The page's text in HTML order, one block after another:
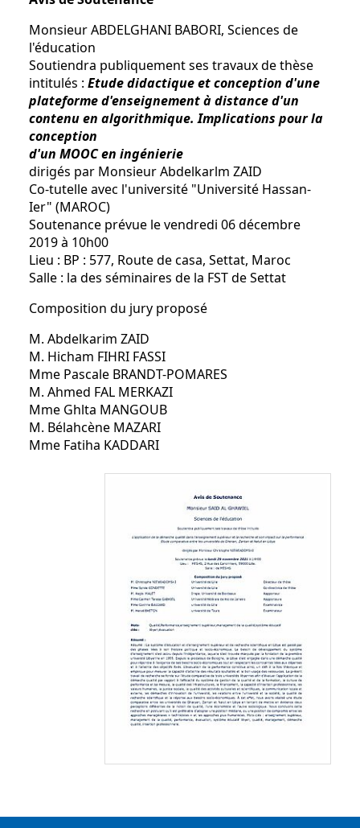
Monsieur ABDELGHANI BABORI, Sciences de
l'éducation
Soutiendra publiquement ses travaux de thèse
intitulés : Etude didactique et conception d'une
plateforme d'enseignement à distance d'un
contenu en algorithmique. Implications pour la
conception
d'un MOOC en ingénierie
dirigés par Monsieur Abdelkarlm ZAID
Co-tutelle avec l'université "Université Hassan-
Ier" (MAROC)
Soutenance prévue le vendredi 06 décembre
2019 à 10h00
Lieu : BP : 577, Route de casa, Settat, Maroc
Salle : la des séminaires de la FST de Settat
Composition du jury proposé
M. Abdelkarim ZAID
M. Hicham FIHRI FASSI
Mme Pascale BRANDT-POMARES
M. Ahmed FAL MERKAZI
Mme Ghlta MANGOUB
M. Bélahcène MAZARI
Mme Fatiha KADDARI